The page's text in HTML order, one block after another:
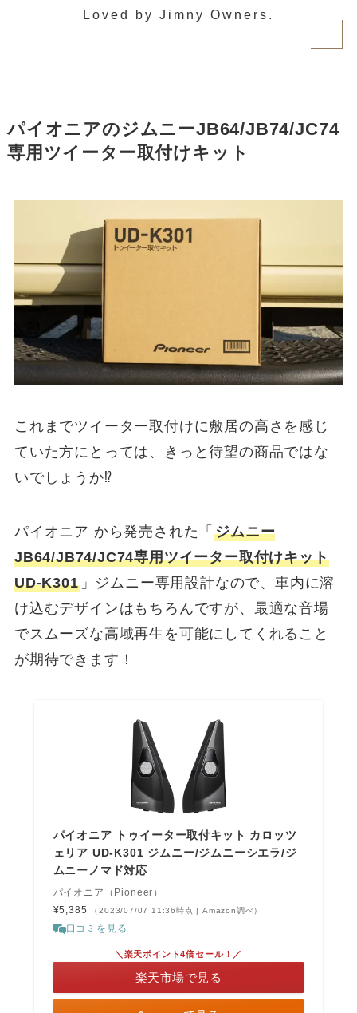
Loved by Jimny Owners.
パイオニアのジムニーJB64/JB74/JC74
専用ツイーター取付けキット
これまでツイーター取付けに敷居の高さを感じ
ていた方にとっては、きっと待望の商品ではな
いでしょうか⁉️
パイオニア から発売された「ジムニー
JB64/JB74/JC74専用ツイーター取付けキット
UD-K301」ジムニー専用設計なので、車内に溶
け込むデザインはもちろんですが、最適な音場
でスムーズな高域再生を可能にしてくれること
が期待できます！
パイオニア トゥイーター取付キット カロッツ
ェリア UD-K301 ジムニー/ジムニーシエラ/ジ
ムニーノマド対応
パイオニア（Pioneer）
¥5,385
（2023/07/07 11:36時点 | Amazon調べ）
口コミを見る
＼楽天ポイント4倍セール！／
楽天市場で見る